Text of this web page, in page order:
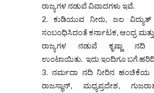
ರಾಜ್ಯಗಳ ನಡುವೆ ವಿವಾದಗಳು ಇವೆ.
ಕುಡಿಯುವ ನೀರು, ಜಲ
ಸಂಬಂಧಿಸಿದಂತೆ ಕರ್ನಾಟಕ, ಆಂಧ್ರ ಮತ್ತು
ರಾಜ್ಯಗಳ ನಡುವೆ ಕೃಷ್ಣಾ ನದಿ
ಉಂಟಾಯಿತು. ಇದು ಇಂದಿಗೂ ಬಗೆ
ನರ್ಮದಾ ನದಿ ನೀರಿನ ಹಂಚಿಕೆಯ
ರಾಜಸ್ಥಾನ್, ಮಧ್ಯಪ್ರದೇಶ,